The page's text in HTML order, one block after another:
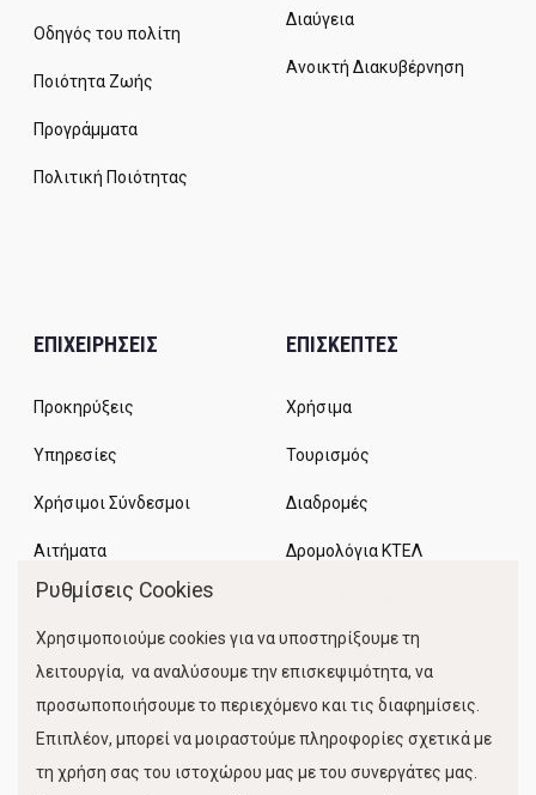
Οδηγός του πολίτη
Ποιότητα Ζωής
Προγράμματα
Πολιτική Ποιότητας
Διαύγεια
Ανοικτή Διακυβέρνηση
ΕΠΙΧΕΙΡΗΣΕΙΣ
Προκηρύξεις
Υπηρεσίες
Χρήσιμοι Σύνδεσμοι
Αιτήματα
ΕΠΙΣΚΕΠΤΕΣ
Χρήσιμα
Τουρισμός
Διαδρομές
Δρομολόγια ΚΤΕΛ
Κίνηση Λιμένος
Ρυθμίσεις Cookies
Χρησιμοποιούμε cookies για να υποστηρίξουμε τη
λειτουργία, να αναλύσουμε την επισκεψιμότητα, να
προσωποποιήσουμε το περιεχόμενο και τις διαφημίσεις.
Επιπλέον, μπορεί να μοιραστούμε πληροφορίες σχετικά με
τη χρήση σας του ιστοχώρου μας με του συνεργάτες μας.